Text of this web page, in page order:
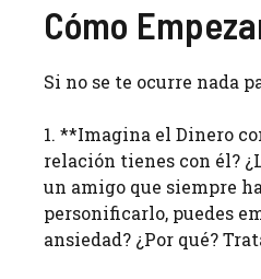
Cómo
Si no se te ocurre nada
1. **Imagina el Dinero
relación tienes con él?
un amigo que siempre
personificarlo, puedes
ansiedad? ¿Por qué?